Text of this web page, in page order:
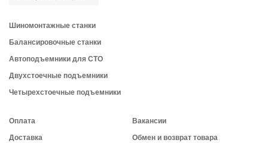
Шиномонтажные станки
Балансировочные станки
Автоподъемники для СТО
Двухстоечные подъемники
Четырехстоечные подъемники
Оплата
Доставка
Вакансии
Обмен и возврат товара